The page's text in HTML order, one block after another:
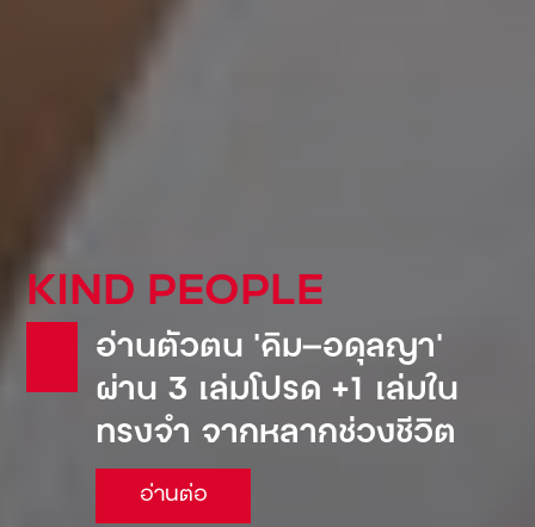
KIND PEOPLE
อ่านตัวตน ‘คิม—อดุลญา’
ผ่าน 3 เล่มโปรด +1 เล่มใน
ทรงจำ จากหลากช่วงชีวิต
อ่านต่อ